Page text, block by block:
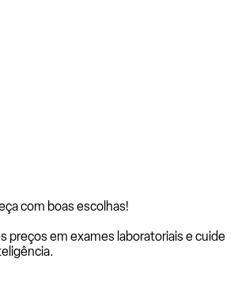
com boas escolhas!
preços em exames laboratoriais e cuide